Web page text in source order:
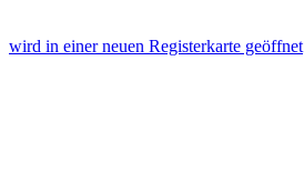
wird in einer neuen Registerkarte geöffnet